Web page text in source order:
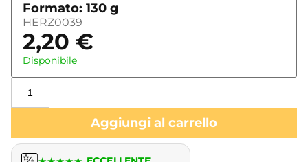
Formato: 130 g
HERZ0039
2,20 €
Disponibile
Aggiungi al carrello